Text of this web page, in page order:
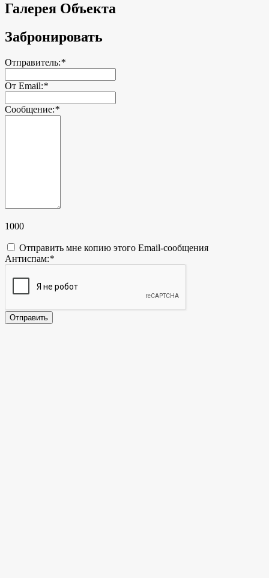
Галерея Объекта
Забронировать
Отправитель:*
От Email:*
Сообщение:*
1000
Отправить мне копию этого Email-сообщения
Антиспам:*
Отправить